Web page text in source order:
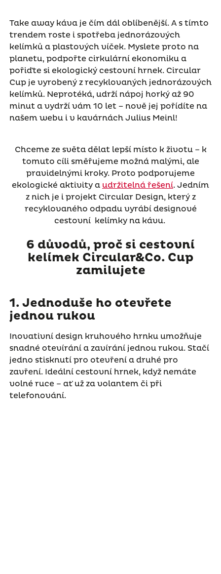
Take away káva je čím dál oblíbenější. A s tímto
trendem roste i spotřeba jednorázových
kelímků a plastových víček. Myslete proto na
planetu, podpořte cirkulární ekonomiku a
pořiďte si ekologický cestovní hrnek. Circular
Cup je vyrobený z recyklovaných jednorázových
kelímků. Neprotéká, udrží nápoj horký až 90
minut a vydrží vám 10 let – nově jej pořídíte na
našem webu i v kavárnách Julius Meinl!
Chceme ze světa dělat lepší místo k životu – k
tomuto cíli směřujeme možná malými, ale
pravidelnými kroky. Proto podporujeme
ekologické aktivity a udržitelná řešení. Jedním
z nich je i projekt Circular Design, který z
recyklovaného odpadu vyrábí designové
cestovní kelímky na kávu.
6 důvodů, proč si cestovní
kelímek Circular&Co. Cup
zamilujete
1. Jednoduše ho otevřete
jednou rukou
Inovativní design kruhového hrnku umožňuje
snadné otevírání a zavírání jednou rukou. Stačí
jedno stisknutí pro otevření a druhé pro
zavření. Ideální cestovní hrnek, když nemáte
volné ruce – ať už za volantem či při
telefonování.